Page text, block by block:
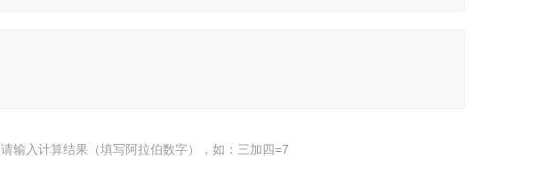
请输入计算结果（填写阿拉伯数字），如：三加四=7